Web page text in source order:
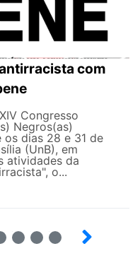
com
Congresso
Negros(as)
os dias 28 e 31 de
(UnB), em
atividades da
o...